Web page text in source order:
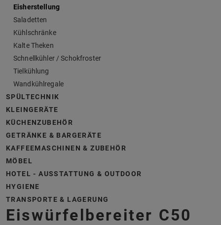
Eisherstellung
Saladetten
Kühlschränke
Kalte Theken
Schnellkühler / Schokfroster
Tielkühlung
Wandkühlregale
SPÜLTECHNIK
KLEINGERÄTE
KÜCHENZUBEHÖR
GETRÄNKE & BARGERÄTE
KAFFEEMASCHINEN & ZUBEHÖR
MÖBEL
HOTEL - AUSSTATTUNG & OUTDOOR
HYGIENE
TRANSPORTE & LAGERUNG
Eiswürfelbereiter C50